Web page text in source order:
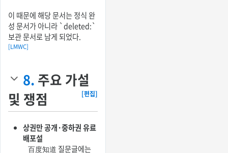
이 때문에 해당 문서는 정식 완
성 문서가 아니라 `deleted:`
보관 문서로 남게 되었다.
[LMWC]
8. 주요 가설
및 쟁점
[편집]
상권만 공개·중하권 유료
배포설
百度知道 질문글에는